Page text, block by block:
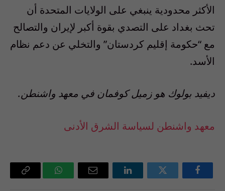
الأكثر محدودية ينبغي على الولايات المتحدة أن
تحث بغداد على التصدي بقوة أكبر لإيران والتصالح
مع “حكومة إقليم كردستان” والتخلي عن دعم نظام
الأسد.
ديفيد بولوك هو زميل كوفمان في معهد واشنطن.
معهد واشنطن لسياسة الشرق الأدنى
فيسبوك تويتر لينكدإن
البريد
واتساب Copy